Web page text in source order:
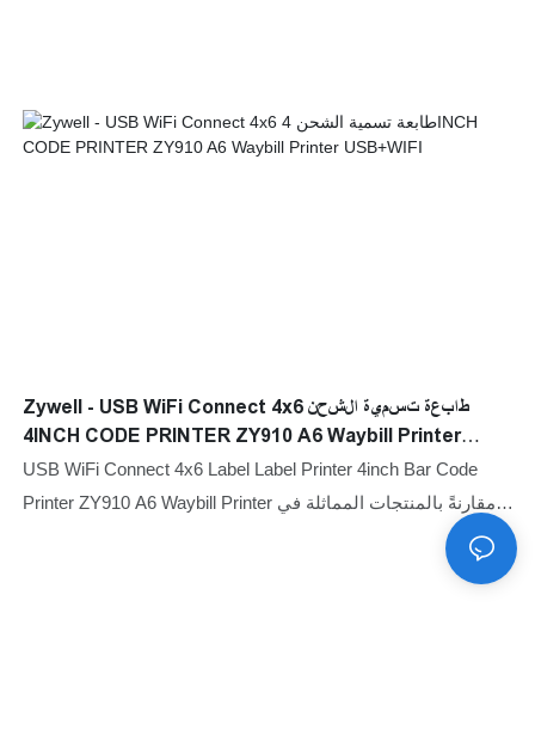
Zywell - USB WiFi Connect 4x6 طابعة تسمية الشحن
4INCH CODE PRINTER ZY910 A6 Waybill Printer
USB+WIFI
USB WiFi Connect 4x6 Label Label Printer 4inch Bar Code
Printer ZY910 A6 Waybill Printer مقارنةً بالمنتجات المماثلة في
السوق ، ولديها مزايا رائعة لا تضاهى من حيث الأداء والجودة